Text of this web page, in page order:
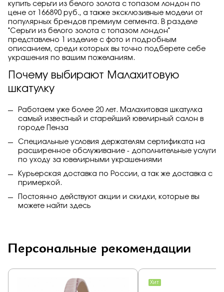
купить серьги из белого золота с топазом лондон по
цене от 166890 руб., а также эксклюзивные модели от
популярных брендов премиум сегмента. В разделе
"Серьги из белого золота с топазом лондон"
представлено 1 изделие с фото и подробным
описанием, среди которых вы точно подберете себе
украшения по вашим пожеланиям.
Почему выбирают Малахитовую
шкатулку
Работаем уже более 20 лет. Малахитовая шкатулка
самый известный и старейший ювелирный салон в
городе Пенза
Специальные условия держателям сертификата на
расширенное обслуживание - дополнительные услуги
по уходу за ювелирными украшениями
Курьерская доставка по России, а так же доставка с
примеркой.
Постоянно действуют акции и скидки, которые вы
можете найти здесь
Персональные рекомендации